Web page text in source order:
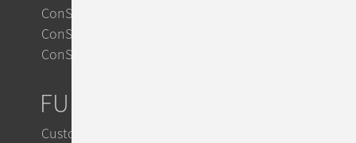
ConSol CM vs. Zendesk
ConSol CM vs. Jira
ConSol CM vs. OTRS
FUNKTIONEN
Customer Service